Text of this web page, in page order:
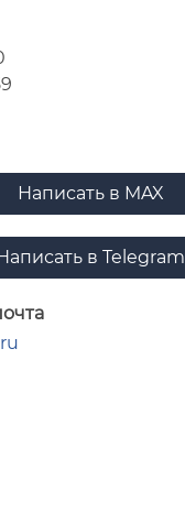
Написать в MAX
Написать в Telegram